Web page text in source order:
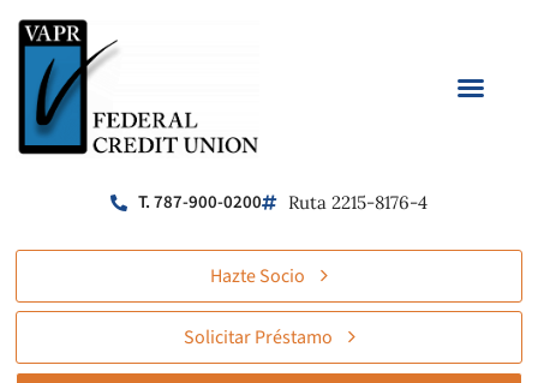
T. 787-900-0200 Ruta 2215-8176-4
Hazte Socio
Solicitar Préstamo